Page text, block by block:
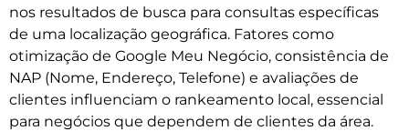
nos resultados de busca para consultas específicas
de uma localização geográfica. Fatores como
otimização de Google Meu Negócio, consistência de
NAP (Nome, Endereço, Telefone) e avaliações de
clientes influenciam o rankeamento local, essencial
para negócios que dependem de clientes da área.